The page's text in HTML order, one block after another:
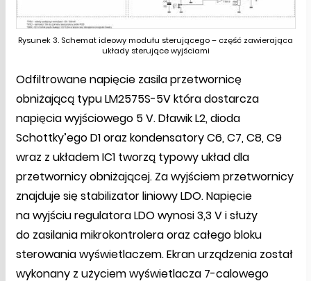
Rysunek 3. Schemat ideowy modułu sterującego – część zawierająca
układy sterujące wyjściami
Odfiltrowane napięcie zasila przetwornicę
obniżającą typu LM2575S-5V która dostarcza
napięcia wyjściowego 5 V. Dławik L2, dioda
Schottky’ego D1 oraz kondensatory C6, C7, C8, C9
wraz z układem IC1 tworzą typowy układ dla
przetwornicy obniżającej. Za wyjściem przetwornicy
znajduje się stabilizator liniowy LDO. Napięcie
na wyjściu regulatora LDO wynosi 3,3 V i służy
do zasilania mikrokontrolera oraz całego bloku
sterowania wyświetlaczem. Ekran urządzenia został
wykonany z użyciem wyświetlacza 7-calowego